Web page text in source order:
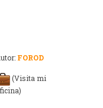
FOROD
(Visita mi